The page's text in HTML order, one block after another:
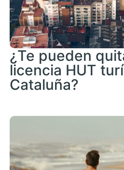
¿Te pueden
licencia HUT
Cataluña?